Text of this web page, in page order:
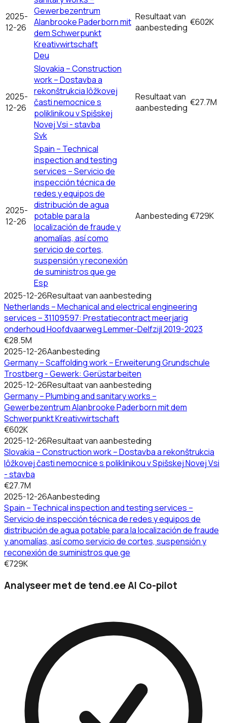
2025-
12-26
Gewerbezentrum
Alanbrooke Paderborn mit
dem Schwerpunkt
Kreativwirtschaft
Deu
Resultaat van
aanbesteding €602K
2025-
12-26
Slovakia – Construction
work – Dostavba a
rekonštrukcia lôžkovej
časti nemocnice s
poliklinikou v Spišskej
Novej Vsi - stavba
Svk
Resultaat van
aanbesteding €27.7M
2025-
12-26
Spain – Technical
inspection and testing
services – Servicio de
inspección técnica de
redes y equipos de
distribución de agua
potable para la
localización de fraude y
anomalías, así como
servicio de cortes,
suspensión y reconexión
de suministros que ge
Esp
Aanbesteding €729K
2025-12-26Resultaat van aanbesteding
Netherlands – Mechanical and electrical engineering
services – 31109597: Prestatiecontract meerjarig
onderhoud Hoofdvaarweg Lemmer-Delfzijl 2019-2023
€28.5M
2025-12-26Aanbesteding
Germany – Scaffolding work – Erweiterung Grundschule
Trostberg - Gewerk: Gerüstarbeiten
2025-12-26Resultaat van aanbesteding
Germany – Plumbing and sanitary works –
Gewerbezentrum Alanbrooke Paderborn mit dem
Schwerpunkt Kreativwirtschaft
€602K
2025-12-26Resultaat van aanbesteding
Slovakia – Construction work – Dostavba a rekonštrukcia
lôžkovej časti nemocnice s poliklinikou v Spišskej Novej Vsi
- stavba
€27.7M
2025-12-26Aanbesteding
Spain – Technical inspection and testing services –
Servicio de inspección técnica de redes y equipos de
distribución de agua potable para la localización de fraude
y anomalías, así como servicio de cortes, suspensión y
reconexión de suministros que ge
€729K
Analyseer met de tend.ee AI Co-pilot